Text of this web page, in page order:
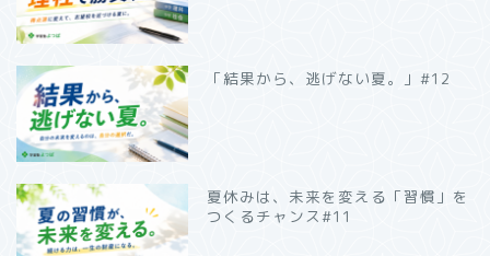
「結果から、逃げない夏。」#12
夏休みは、未来を変える「習慣」を
つくるチャンス#11